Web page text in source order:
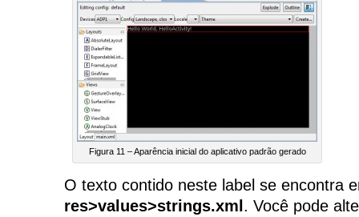
Figura 11 – Aparência inicial do aplicativo padrão gerado
O texto contido neste label se encontra
res>values>strings.xml . Você pode